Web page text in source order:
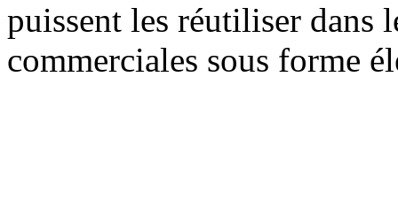
puissent les réutiliser dans
commerciales sous forme